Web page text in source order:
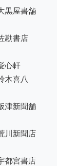
黒屋書舗
勘書店
心軒
木喜八
津新聞舗
川新聞店
都宮書店